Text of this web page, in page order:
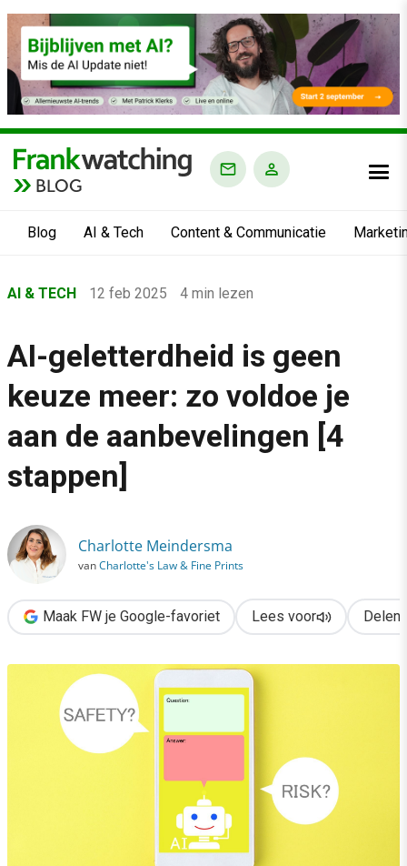
BLOG
Blog AI & Tech Content & Communicatie
›
›
AI & Tech
AI-geletterdheid is geen keuze meer: zo voldoe je aan de
AI & TECH 12 feb 2025 4 min lezen
AI-geletterdheid is geen
keuze meer: zo voldoe je
aan de aanbevelingen [4
stappen]
Charlotte Meindersma
vanCharlotte's Law & Fine Prints
Maak FW je Google-favoriet Lees voor Delen